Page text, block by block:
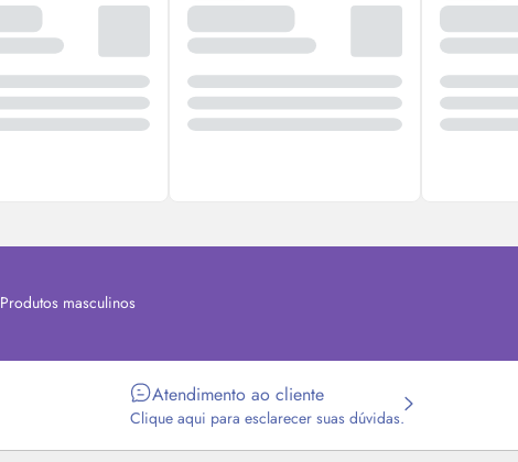
Produtos masculinos
Atendimento ao cliente
Clique aqui para esclarecer suas dúvidas.